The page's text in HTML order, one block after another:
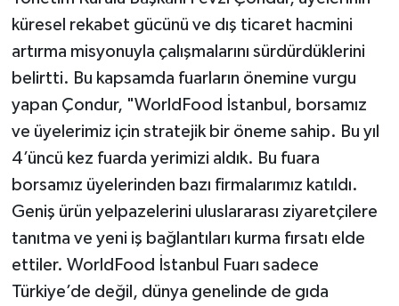
küresel rekabet gücünü ve dış ticaret hacmini
artırma misyonuyla çalışmalarını sürdürdüklerini
belirtti. Bu kapsamda fuarların önemine vurgu
yapan Çondur, "WorldFood İstanbul, borsamız
ve üyelerimiz için stratejik bir öneme sahip. Bu yıl
4’üncü kez fuarda yerimizi aldık. Bu fuara
borsamız üyelerinden bazı firmalarımız katıldı.
Geniş ürün yelpazelerini uluslararası ziyaretçilere
tanıtma ve yeni iş bağlantıları kurma fırsatı elde
ettiler. WorldFood İstanbul Fuarı sadece
Türkiye’de değil, dünya genelinde de gıda